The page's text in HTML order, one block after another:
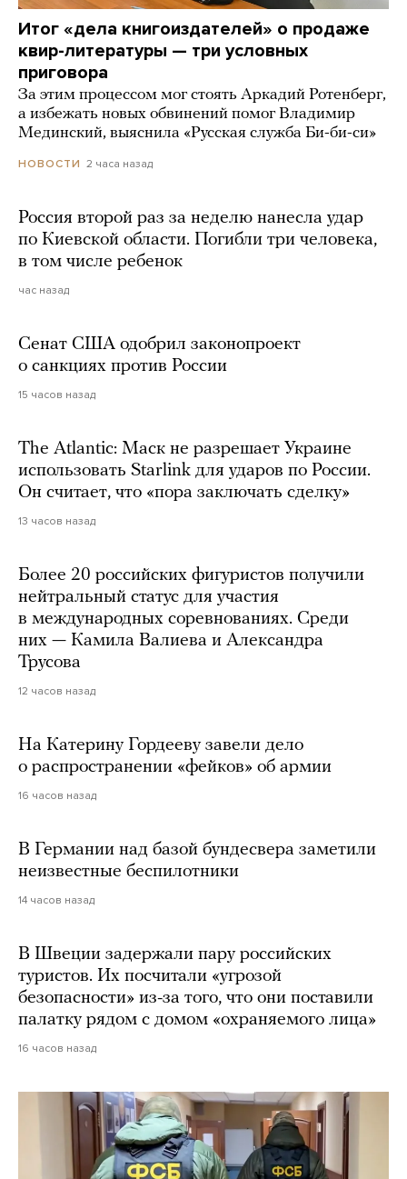
Итог «дела книгоиздателей» о продаже
квир-литературы — три условных
приговора
За этим процессом мог стоять Аркадий Ротенберг,
а избежать новых обвинений помог Владимир
Мединский, выяснила «Русская служба Би-би-си»
НОВОСТИ 2 часа назад
Россия второй раз за неделю нанесла удар
по Киевской области. Погибли три человека,
в том числе ребенок
час назад
Сенат США одобрил законопроект
о санкциях против России
15 часов назад
The Atlantic: Маск не разрешает Украине
использовать Starlink для ударов по России.
Он считает, что «пора заключать сделку»
13 часов назад
Более 20 российских фигуристов получили
нейтральный статус для участия
в международных соревнованиях. Среди
них — Камила Валиева и Александра
Трусова
12 часов назад
На Катерину Гордееву завели дело
о распространении «фейков» об армии
16 часов назад
В Германии над базой бундесвера заметили
неизвестные беспилотники
14 часов назад
В Швеции задержали пару российских
туристов. Их посчитали «угрозой
безопасности» из-за того, что они поставили
палатку рядом с домом «охраняемого лица»
16 часов назад